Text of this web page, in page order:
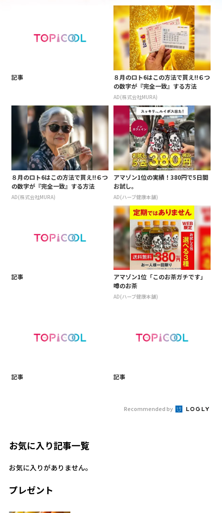
記事
８月のロト6はこの方法で買え!!６つ
の数字が『完全一致』する方法
AD(株式会社MURA)
８月のロト6はこの方法で買え!!６つ
の数字が『完全一致』する方法
AD(株式会社MURA)
アマゾン1位の実績！380円で5日間
お試し。
AD(ハーブ健康本舗)
記事
アマゾン1位「このお茶ガチです」
噂のお茶
AD(ハーブ健康本舗)
記事 記事
Recommended by
お気に入り記事一覧
お気に入りがありません。
プレゼント